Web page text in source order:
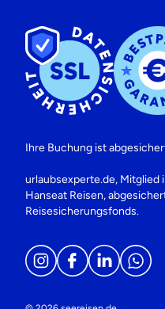
Ihre Buchung ist
urlaubsexperte.de, Mitglied
Hanseat Reisen,
Reisesicherungsfonds.